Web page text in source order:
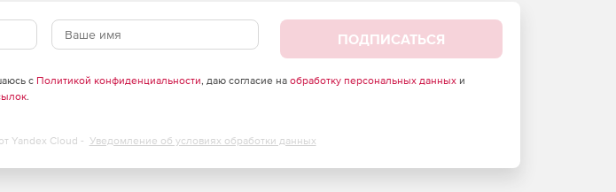
ПОДПИСАТЬСЯ
с Политикой конфиденциальности, даю согласие на обработку персональных данныхи
.
Yandex Cloud - Уведомление об условиях обработки данных